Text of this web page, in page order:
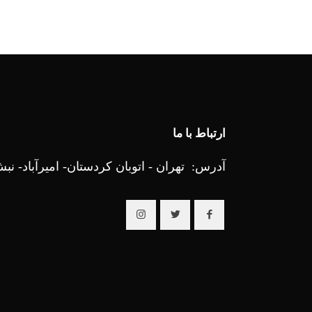
ارتباط با ما
آدرس: تهران - اتوبان کردستان- امیرآباد- نبش 25 ام -